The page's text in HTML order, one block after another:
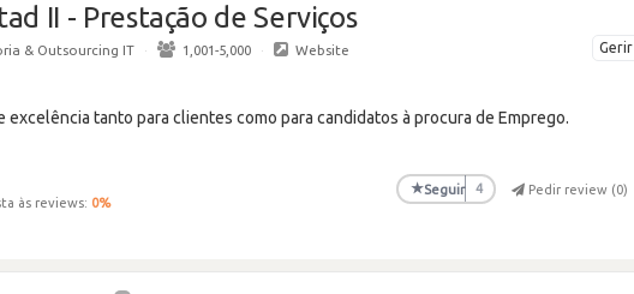
II - Prestação de Serviços
Gerir
& Outsourcing IT · 1,001-5,000 · Website
excelência tanto para clientes como para candidatos à procura de Emprego.
às reviews: 0%
★Seguir 4 Pedir review (0)